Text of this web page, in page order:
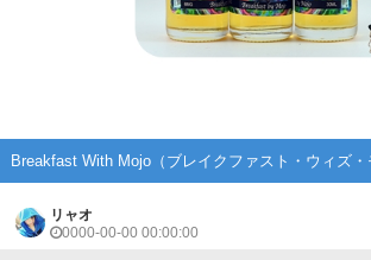
Breakfast With Mojo（ブレイクファスト・ウィズ・
リャオ
0000-00-00 00:00:00